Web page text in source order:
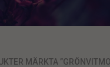
MÄRKTA